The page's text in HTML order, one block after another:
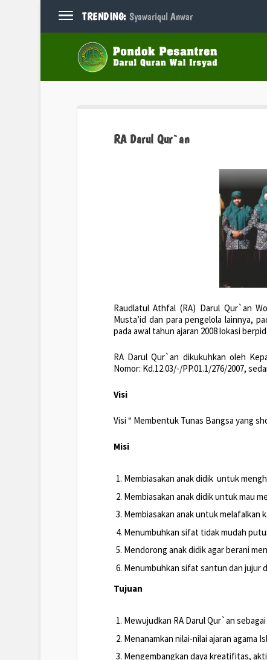
TRENDING: Syawariqul Anwar
RA Darul Qur`an
Raudlatul Athfal (RA) Darul Qur`an
Musta’id dan para pengelola lainnya,
pada awal tahun ajaran 2008 lokasi
RA Darul Qur`an dikukuhkan oleh
Nomor: Kd.12.03/-/PP.01.1/276/2007,
Visi
Visi “ Membentuk Tunas Bangsa yang
Misi
Membiasakan anak didik untuk
Membiasakan anak didik untuk mau
Membiasakan anak untuk melafalkan
Menumbuhkan sifat tidak mudah
Mendorong anak didik agar berani
Menumbuhkan sifat santun dan jujur
Tujuan
Mewujudkan RA Darul Qur`an
Menanamkan nilai-nilai ajaran agama
Mengembangkan daya kreatifitas,